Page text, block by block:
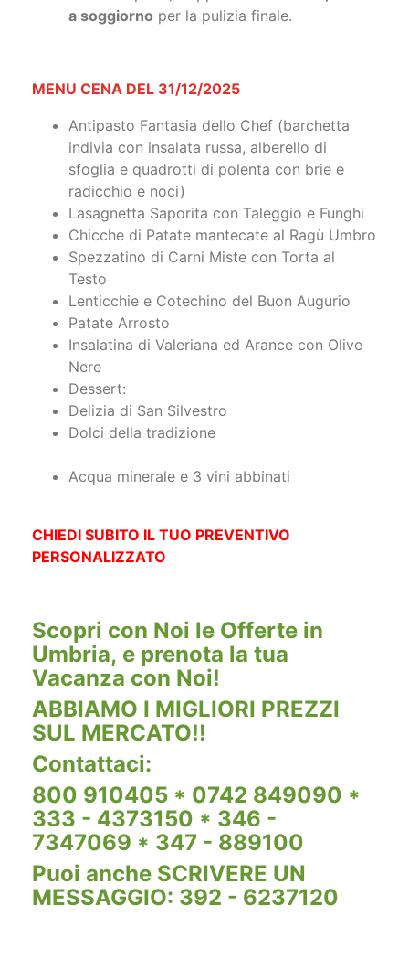
a soggiorno per la pulizia finale.
MENU CENA DEL 31/12/2025
Antipasto Fantasia dello Chef (barchetta
indivia con insalata russa, alberello di
sfoglia e quadrotti di polenta con brie e
radicchio e noci)
Lasagnetta Saporita con Taleggio e Funghi
Chicche di Patate mantecate al Ragù Umbro
Spezzatino di Carni Miste con Torta al
Testo
Lenticchie e Cotechino del Buon Augurio
Patate Arrosto
Insalatina di Valeriana ed Arance con Olive
Nere
Dessert:
Delizia di San Silvestro
Dolci della tradizione
Acqua minerale e 3 vini abbinati
CHIEDI SUBITO IL TUO PREVENTIVO
PERSONALIZZATO
Scopri con Noi le Offerte in
Umbria, e prenota la tua
Vacanza con Noi!
ABBIAMO I MIGLIORI PREZZI
SUL MERCATO!!
Contattaci:
800 910405 * 0742 849090 *
333 - 4373150 * 346 -
7347069 * 347 - 889100
Puoi anche SCRIVERE UN
MESSAGGIO: 392 - 6237120